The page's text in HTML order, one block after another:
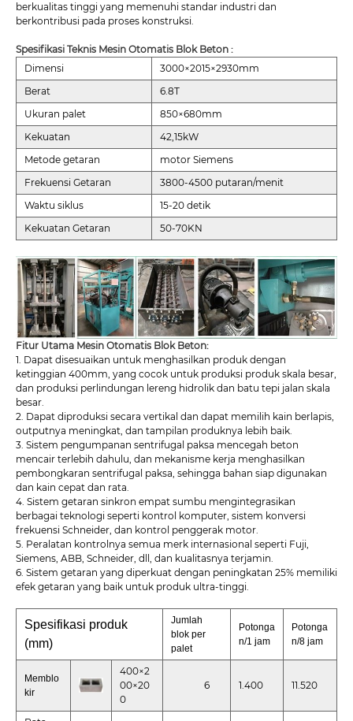
berkualitas tinggi yang memenuhi standar industri dan
berkontribusi pada proses konstruksi.
Spesifikasi Teknis Mesin Otomatis Blok Beton :
Dimensi
3000×2015×2930mm
Berat
6.8T
Ukuran palet
850×680mm
Kekuatan
42,15kW
Metode getaran
motor Siemens
Frekuensi Getaran
3800-4500 putaran/menit
Waktu siklus
15-20 detik
Kekuatan Getaran
50-70KN
Fitur Utama Mesin Otomatis Blok Beton:
1. Dapat disesuaikan untuk menghasilkan produk dengan
ketinggian 400mm, yang cocok untuk produksi produk skala besar,
dan produksi perlindungan lereng hidrolik dan batu tepi jalan skala
besar.
2. Dapat diproduksi secara vertikal dan dapat memilih kain berlapis,
outputnya meningkat, dan tampilan produknya lebih baik.
3. Sistem pengumpanan sentrifugal paksa mencegah beton
mencair terlebih dahulu, dan mekanisme kerja menghasilkan
pembongkaran sentrifugal paksa, sehingga bahan siap digunakan
dan kain cepat dan rata.
4. Sistem getaran sinkron empat sumbu mengintegrasikan
berbagai teknologi seperti kontrol komputer, sistem konversi
frekuensi Schneider, dan kontrol penggerak motor.
5. Peralatan kontrolnya semua merk internasional seperti Fuji,
Siemens, ABB, Schneider, dll, dan kualitasnya terjamin.
6. Sistem getaran yang diperkuat dengan peningkatan 25% memiliki
efek getaran yang baik untuk produk ultra-tinggi.
Spesifikasi produk
(mm)
Jumlah
blok per
palet
Potonga
n/1 jam
Potonga
n/8 jam
Memblo
kir
400×2
00×20
0
6 1.400 11.520